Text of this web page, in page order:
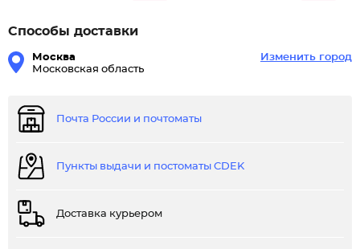
Способы доставки
Москва
Московская область
Изменить город
Почта России и почтоматы
Пункты выдачи и постоматы CDEK
Доставка курьером